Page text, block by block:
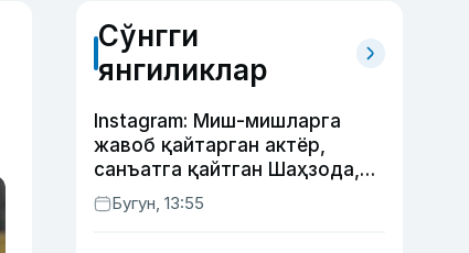
Сўнгги
янгиликлар
Instagram: Миш-мишларга
жавоб қайтарган актёр,
санъатга қайтган Шаҳзода,
йўлга асфалт ётқизган
Жаҳонгир Отажонов
Бугун, 13:55